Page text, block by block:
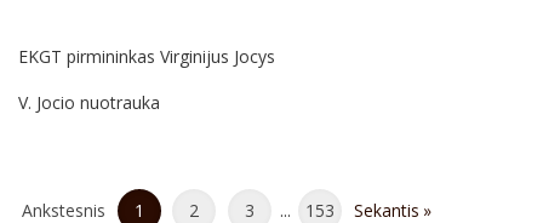
EKGT pirmininkas Virginijus Jocys
V. Jocio nuotrauka
Ankstesnis 1 2 3 ... 153 Sekantis